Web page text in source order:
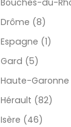
Bouches-du-
Drôme (8)
Espagne (1)
Gard (5)
Haute-
Hérault (82)
Isère (46)